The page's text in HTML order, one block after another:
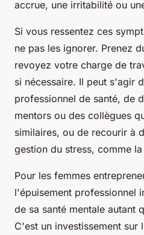
accrue, une irritabilité ou
Si vous ressentez ces
ne pas les ignorer. Prenez
revoyez votre charge de
si nécessaire. Il peut s'agir
professionnel de santé, de
mentors ou des collègues
similaires, ou de recourir à
gestion du stress, comme
Pour les femmes
l'épuisement professionnel
de sa santé mentale autant
C'est un investissement sur